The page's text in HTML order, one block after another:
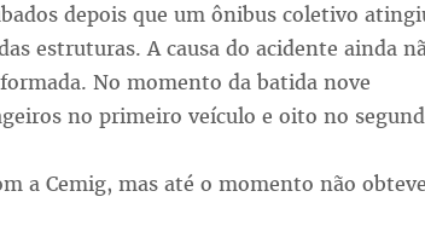
depois que um ônibus coletivo
estruturas. A causa do acidente ainda
No momento da batida nove
no primeiro veículo e oito no
a Cemig, mas até o momento não obteve